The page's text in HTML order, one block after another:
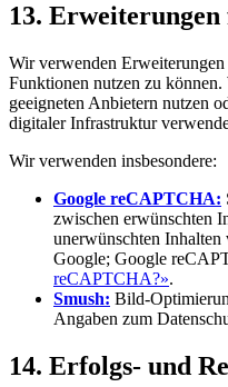
13.
Wir verwenden
Funktionen nutzen zu
geeigneten Anbietern nutzen
digitaler Infrastruktur
Wir verwenden insbesondere:
Google reCAPTCHA:
zwischen erwünschten
unerwünschten
Google; Google
reCAPTCHA?».
Smush: Bild-
Angaben zum
14. Erfolgs- und